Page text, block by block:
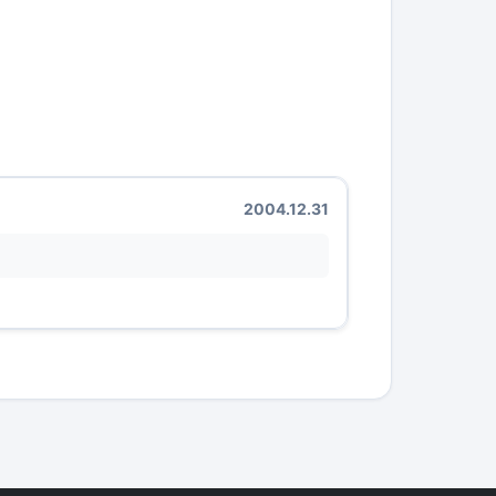
2004.12.31